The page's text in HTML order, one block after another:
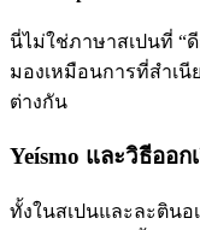
นี่ไม่ใช่ภาษาสเปนที่ “
มองเหมือนการที่สำเนี
ต่างกัน
Yeísmo และวิธีออ
ทั้งในสเปนและละตินอ